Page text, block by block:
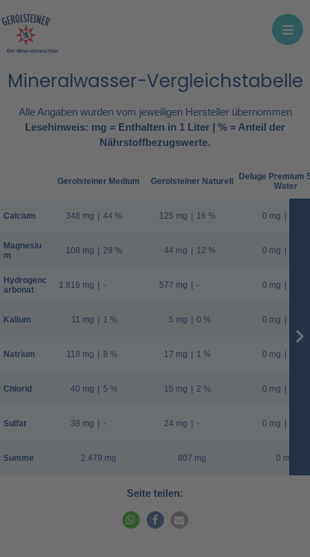
Der Mineralienrechner
Mineralwasser-Vergleichstabelle
Alle Angaben wurden vom jeweiligen Hersteller übernommen
Lesehinweis: mg = Enthalten in 1 Liter | % = Anteil der
Nährstoffbezugswerte.
Calcium
Magnesiu
m
Hydrogenc
arbonat
Kalium
Natrium
Chlorid
Sulfat
Summe
Gerolsteiner Medium
348 mg | 44 %
108 mg | 29 %
1.816 mg | -
11 mg | 1 %
118 mg | 8 %
40 mg | 5 %
38 mg | -
2.479 mg
Gerolsteiner Naturell
125 mg | 16 %
44 mg | 12 %
577 mg | -
5 mg | 0 %
17 mg | 1 %
15 mg | 2 %
24 mg | -
807 mg
Deluge Premium
Water
0 mg |
0 mg |
0 mg |
0 mg |
0 mg |
0 mg |
0 mg |
0 mg
Seite teilen: